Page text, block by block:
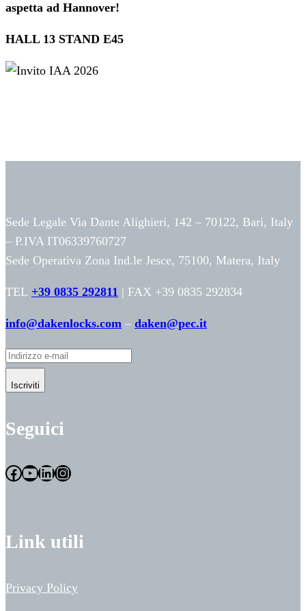
aspetta ad Hannover!
HALL 13 STAND E45
Sede Legale Via Dante Alighieri, 142 – 70122, Bari, Italy
– P.IVA IT06339760727
Sede Operativa Zona Ind.le Jesce, 75100, Matera, Italy
TEL +39 0835 292811 | FAX +39 0835 292834
info@dakenlocks.com – daken@pec.it
Iscriviti
Seguici
Facebook YouTube LinkedIn Instagram
Link utili
Privacy Policy